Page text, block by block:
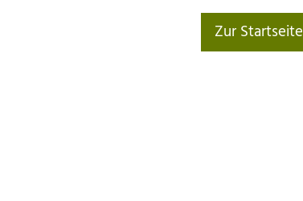
Zur Startseite